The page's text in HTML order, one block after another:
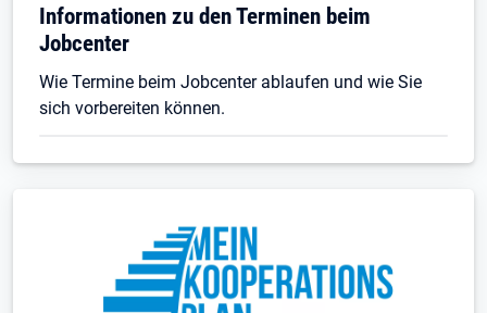
Informationen zu den Terminen beim
Jobcenter
Wie Termine beim Jobcenter ablaufen und wie Sie
sich vorbereiten können.